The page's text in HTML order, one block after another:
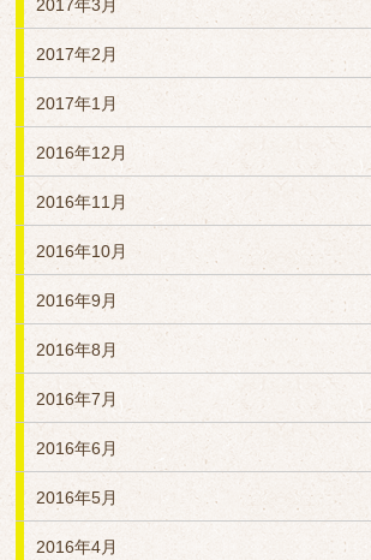
2017年3月
2017年2月
2017年1月
2016年12月
2016年11月
2016年10月
2016年9月
2016年8月
2016年7月
2016年6月
2016年5月
2016年4月